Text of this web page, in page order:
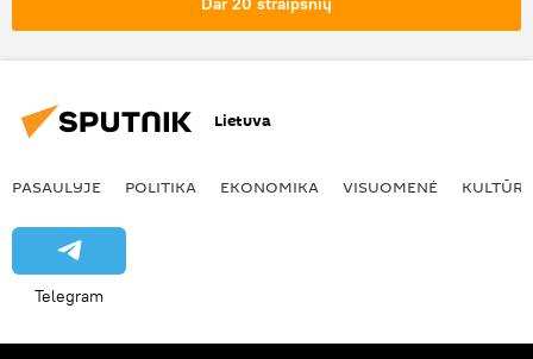
Lietuva
PASAULYJE POLITIKA EKONOMIKA VISUOMENĖ KULTŪRA
Telegram